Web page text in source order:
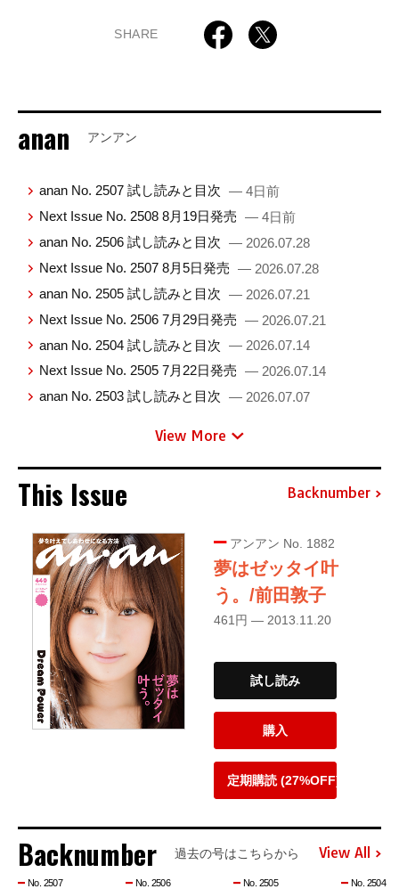
SHARE
anan アンアン
anan No. 2507 試し読みと目次 — 4日前
Next Issue No. 2508 8月19日発売 — 4日前
anan No. 2506 試し読みと目次 — 2026.07.28
Next Issue No. 2507 8月5日発売 — 2026.07.28
anan No. 2505 試し読みと目次 — 2026.07.21
Next Issue No. 2506 7月29日発売 — 2026.07.21
anan No. 2504 試し読みと目次 — 2026.07.14
Next Issue No. 2505 7月22日発売 — 2026.07.14
anan No. 2503 試し読みと目次 — 2026.07.07
View More
This Issue Backnumber
アンアン No. 1882
夢はゼッタイ叶
う。/前田敦子
461円 — 2013.11.20
試し読み
購入
定期購読 (27%OFF)
Backnumber 過去の号はこちらから View All
No. 2507 No. 2506 No. 2505 No. 2504